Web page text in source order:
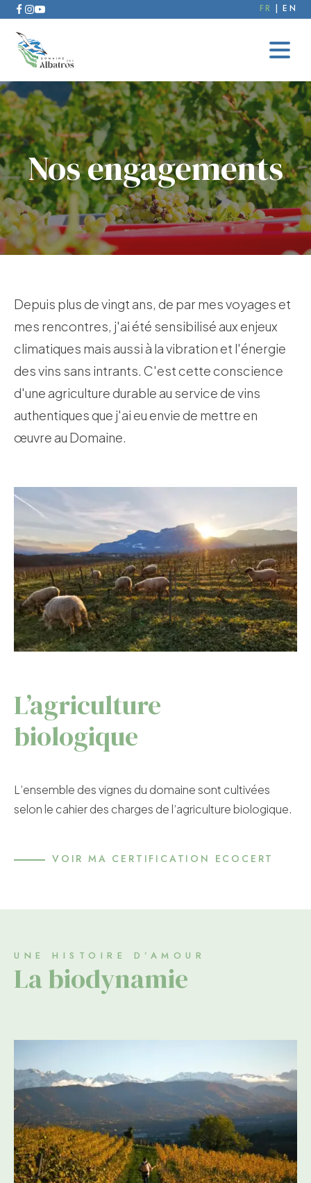
FR EN
Nos engagements
Depuis plus de vingt ans, de par mes voyages et
mes rencontres, j'ai été sensibilisé aux enjeux
climatiques mais aussi à la vibration et l'énergie
des vins sans intrants. C'est cette conscience
d'une agriculture durable au service de vins
authentiques que j'ai eu envie de mettre en
œuvre au Domaine.
L’agriculture
biologique
L’ensemble des vignes du domaine sont cultivées
selon le cahier des charges de l’agriculture biologique.
VOIR MA CERTIFICATION ECOCERT
UNE HISTOIRE D’AMOUR
La biodynamie